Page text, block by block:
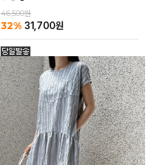
46,500원
32% 31,700원